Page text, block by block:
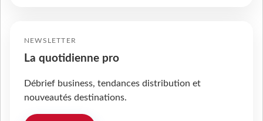
NEWSLETTER
La quotidienne pro
Débrief business, tendances distribution et
nouveautés destinations.